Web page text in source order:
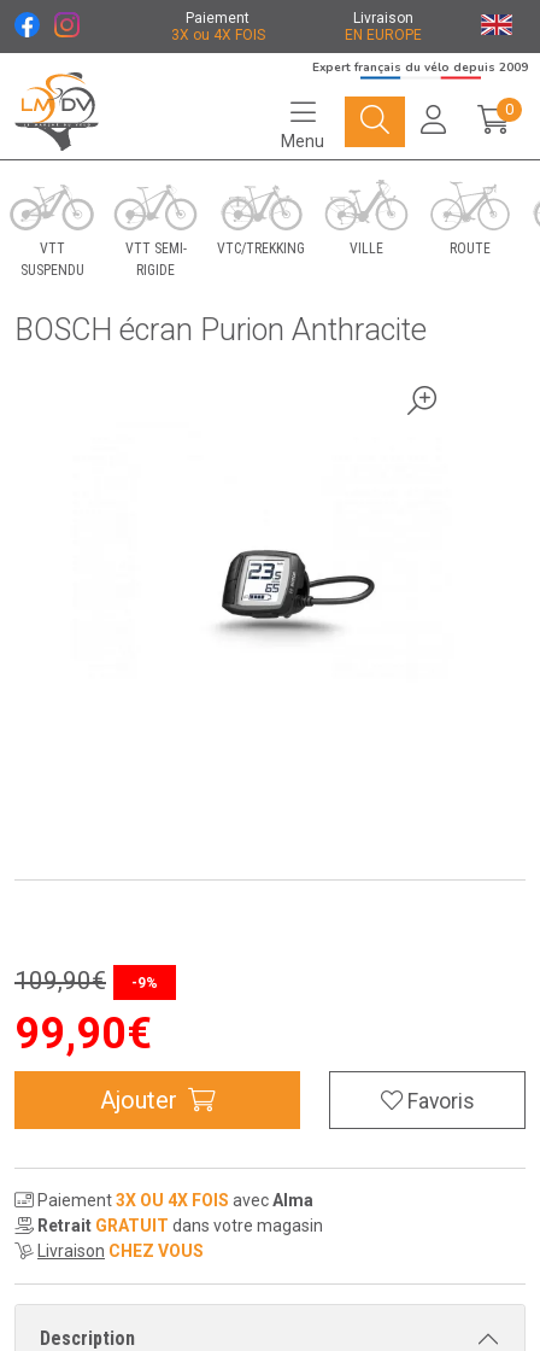
Paiement
3X ou 4X FOIS
Livraison
EN EUROPE
Le Marché du Vélo Votre distributeurs de vélo
Expert français du vélo depuis 2009
Menu
0
VTT
SUSPENDU
VTT SEMI-
RIGIDE
VTC/TREKKING VILLE ROUTE
BOSCH écran Purion Anthracite
109,90€ -9%
99,90€
Ajouter Favoris
Paiement3X OU 4X FOIS avecAlma
Retrait GRATUIT dans votre magasin
Livraison CHEZ VOUS
Description